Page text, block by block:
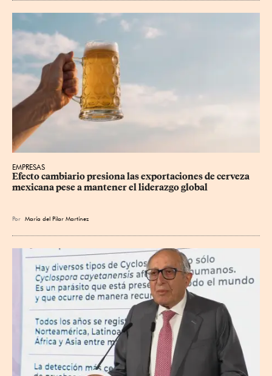
EMPRESAS
Efecto cambiario presiona las exportaciones de cerveza
mexicana pese a mantener el liderazgo global
Por María del Pilar Martínez